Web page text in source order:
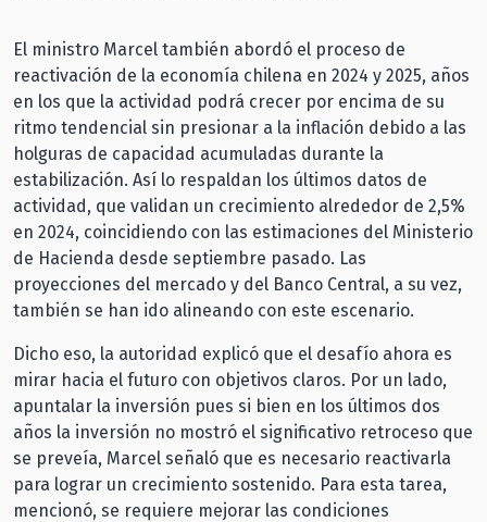
El ministro Marcel también abordó el proceso de
reactivación de la economía chilena en 2024 y 2025, años
en los que la actividad podrá crecer por encima de su
ritmo tendencial sin presionar a la inflación debido a las
holguras de capacidad acumuladas durante la
estabilización. Así lo respaldan los últimos datos de
actividad, que validan un crecimiento alrededor de 2,5%
en 2024, coincidiendo con las estimaciones del Ministerio
de Hacienda desde septiembre pasado. Las
proyecciones del mercado y del Banco Central, a su vez,
también se han ido alineando con este escenario.
Dicho eso, la autoridad explicó que el desafío ahora es
mirar hacia el futuro con objetivos claros. Por un lado,
apuntalar la inversión pues si bien en los últimos dos
años la inversión no mostró el significativo retroceso que
se preveía, Marcel señaló que es necesario reactivarla
para lograr un crecimiento sostenido. Para esta tarea,
mencionó, se requiere mejorar las condiciones